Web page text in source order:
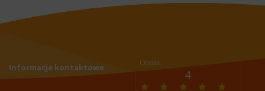
Informacje kontaktowe Ocena:
4